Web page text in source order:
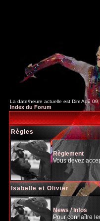
La date/heure actuelle est Dim Aoû
Index du Forum
Règles
Règlement
Vous devez
Isabelle et Olivier
News / Infos
Pour connaître